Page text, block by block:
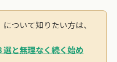
ついて知りたい方は、
選と無理なく続く始め